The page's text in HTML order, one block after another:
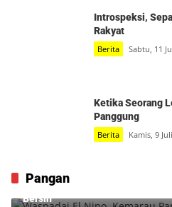
Introspeksi,
Rakyat
Berita Sabtu, 11
Ketika Seorang
Panggung
Berita Kamis, 9
Pangan
Waspadai El Nino, Kemarau
Bersih